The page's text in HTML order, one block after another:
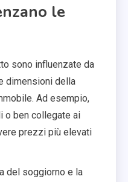
le
sono influenzate da
dimensioni della
Ad esempio,
o ben collegate ai
prezzi più elevati
del soggiorno e la